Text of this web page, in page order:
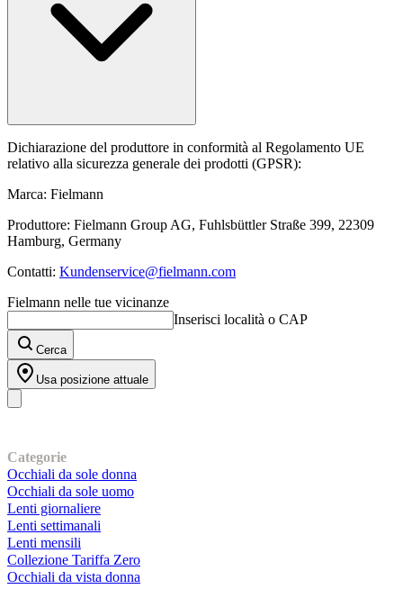
Dichiarazione del produttore in conformità al Regolamento UE
relativo alla sicurezza generale dei prodotti (GPSR):
Marca: Fielmann
Produttore: Fielmann Group AG, Fuhlsbüttler Straße 399, 22309
Hamburg, Germany
Contatti: Kundenservice@fielmann.com
Fielmann nelle tue vicinanze
Inserisci località o CAP
Cerca
Usa posizione attuale
Categorie
Occhiali da sole donna
Occhiali da sole uomo
Lenti giornaliere
Lenti settimanali
Lenti mensili
Collezione Tariffa Zero
Occhiali da vista donna